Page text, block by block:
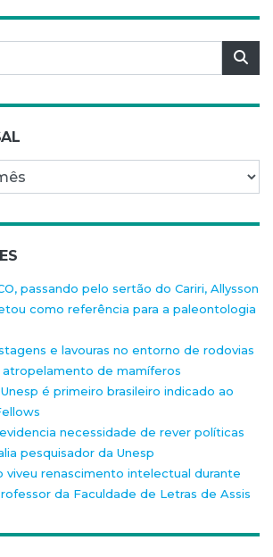
passando pelo sertão do Cariri, Allysson
como referência para a paleontologia
e lavouras no entorno de rodovias
de mamíferos
é primeiro brasileiro indicado ao
necessidade de rever políticas
pesquisador da Unesp
viveu renascimento intelectual durante
da Faculdade de Letras de Assis